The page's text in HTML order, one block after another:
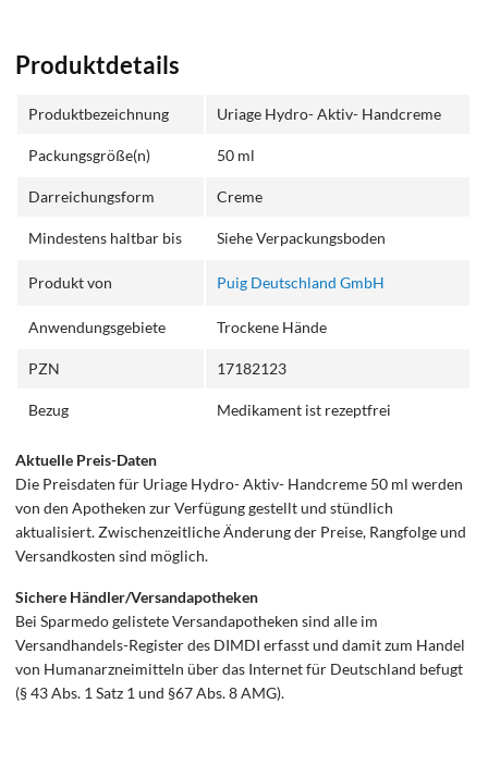
Produktdetails
Produktbezeichnung Uriage Hydro- Aktiv- Handcreme
Packungsgröße(n) 50 ml
Darreichungsform Creme
Mindestens haltbar bis Siehe Verpackungsboden
Produkt von Puig Deutschland GmbH
Anwendungsgebiete Trockene Hände
PZN 17182123
Bezug Medikament ist rezeptfrei
Aktuelle Preis-Daten
Die Preisdaten für Uriage Hydro- Aktiv- Handcreme 50 ml werden
von den Apotheken zur Verfügung gestellt und stündlich
aktualisiert. Zwischenzeitliche Änderung der Preise, Rangfolge und
Versandkosten sind möglich.
Sichere Händler/Versandapotheken
Bei Sparmedo gelistete Versandapotheken sind alle im
Versandhandels-Register des DIMDI erfasst und damit zum Handel
von Humanarzneimitteln über das Internet für Deutschland befugt
(§ 43 Abs. 1 Satz 1 und §67 Abs. 8 AMG).